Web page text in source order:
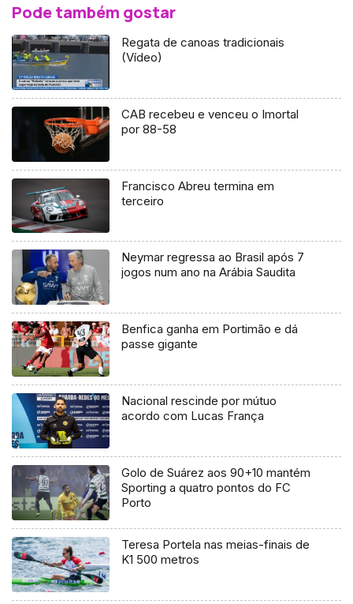
Pode também gostar
Regata de canoas tradicionais
(Vídeo)
CAB recebeu e venceu o Imortal
por 88-58
Francisco Abreu termina em
terceiro
Neymar regressa ao Brasil após 7
jogos num ano na Arábia Saudita
Benfica ganha em Portimão e dá
passe gigante
Nacional rescinde por mútuo
acordo com Lucas França
Golo de Suárez aos 90+10 mantém
Sporting a quatro pontos do FC
Porto
Teresa Portela nas meias-finais de
K1 500 metros